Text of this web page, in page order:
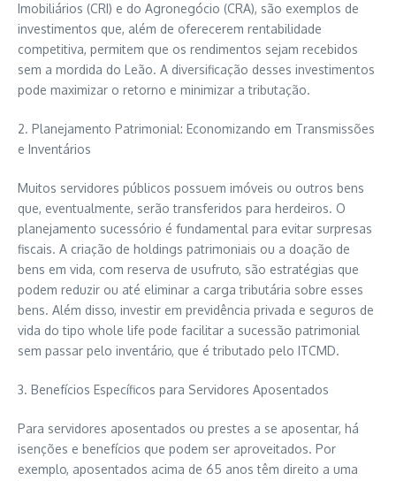
Imobiliários (CRI) e do Agronegócio (CRA), são exemplos de
investimentos que, além de oferecerem rentabilidade
competitiva, permitem que os rendimentos sejam recebidos
sem a mordida do Leão. A diversificação desses investimentos
pode maximizar o retorno e minimizar a tributação.
2. Planejamento Patrimonial: Economizando em Transmissões
e Inventários
Muitos servidores públicos possuem imóveis ou outros bens
que, eventualmente, serão transferidos para herdeiros. O
planejamento sucessório é fundamental para evitar surpresas
fiscais. A criação de holdings patrimoniais ou a doação de
bens em vida, com reserva de usufruto, são estratégias que
podem reduzir ou até eliminar a carga tributária sobre esses
bens. Além disso, investir em previdência privada e seguros de
vida do tipo whole life pode facilitar a sucessão patrimonial
sem passar pelo inventário, que é tributado pelo ITCMD.
3. Benefícios Específicos para Servidores Aposentados
Para servidores aposentados ou prestes a se aposentar, há
isenções e benefícios que podem ser aproveitados. Por
exemplo, aposentados acima de 65 anos têm direito a uma